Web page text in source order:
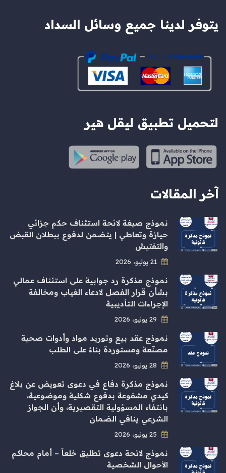
يتوفر لدينا جميع وسائل السداد
لتحميل تطبيق ليقل هير
آخر المقالات
نموذج صيغة لائحة استئناف حكم جزائي
حيازة وتعاطي | يتضمن لدفوع ببطلان القبض
والتفتيش
نموذج مذكرة رد جوابية على استئناف عمالي
بشأن قرار الفصل لادعاء الغياب ومخالفة
الإجراءات التأديبية
نموذج عقد بيع وتوريد مواد وأدوات صحية
مصنّعة ومستوردة بناءً على الطلب
نموذج مذكرة دفاع في دعوى تعويض عن بلاغ
كيدي مشفوعة بدفوع شكلية وموضوعية،
بانتفاء المسؤولية التقصيرية، وأن الجواز
الشرعي ينافي الضمان
نموذج لائحة دعوى تطليق خلعاً – أمام محاكم
الأحوال الشخصية